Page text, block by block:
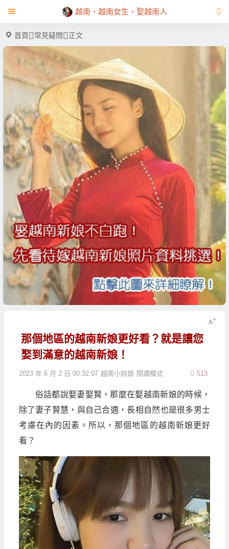
越南、越南女生、娶越南人
首頁 常見疑問 正文
那個地區的越南新娘更好看？就是讓您
娶到滿意的越南新娘！
2023 年 6 月 2 日 00:32:07 越南小姑娘 513
閱讀模式
俗話都說娶妻娶賢，那麼在娶越南新娘的時候，
除了妻子賢慧，與自己合適，長相自然也是很多男士
考慮在內的因素。所以，那個地區的越南新娘更好
看？